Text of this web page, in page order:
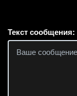
Текст сообщения: